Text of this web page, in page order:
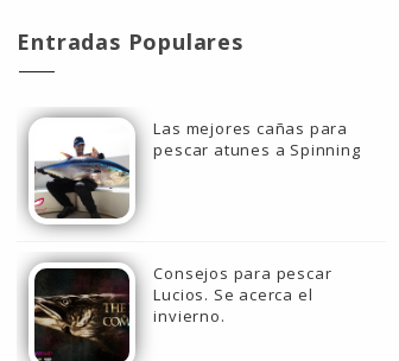
Entradas Populares
Las mejores cañas para
pescar atunes a Spinning
Consejos para pescar
Lucios. Se acerca el
invierno.